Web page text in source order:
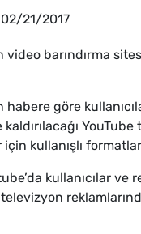
02/21/2017
video barındırma
habere göre
kullanışlı
kullanıcılar ve
televizyon